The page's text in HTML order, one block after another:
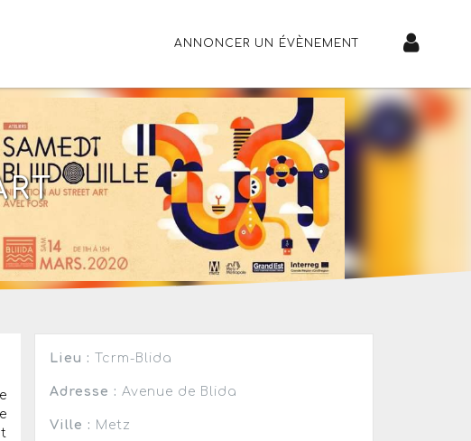
ANNONCER UN ÉVÈNEMENT
Lieu : Tcrm-Blida
Adresse : Avenue de Blida
Ville : Metz